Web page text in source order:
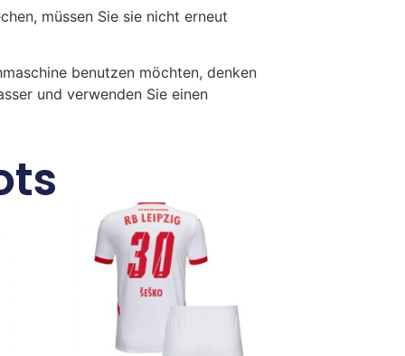
müssen Sie sie nicht erneut
benutzen möchten, denken
und verwenden Sie einen